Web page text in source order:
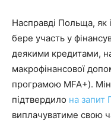
Насправді Польща, як
бере участь у
деякими кредитами,
макрофінансової
програмою MFA+).
підтвердило на запит
виплачуватиме свою